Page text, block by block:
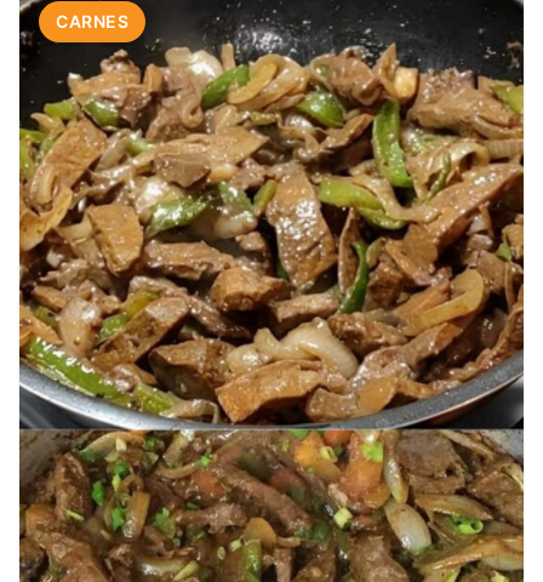
Vaca Atolada com Costela que Desmancha na
Boca
⏱️ 2 horas e 30 minutos 👥 8 porções
CARNES